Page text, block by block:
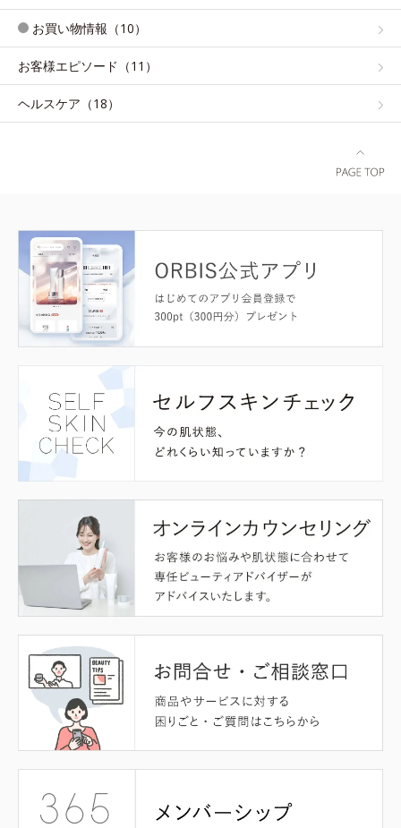
お買い物情報（10）
お客様エピソード（11）
ヘルスケア（18）